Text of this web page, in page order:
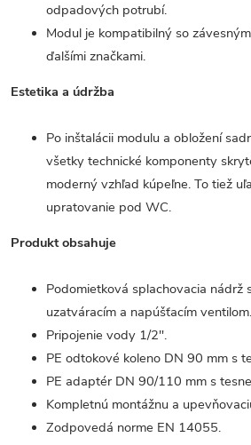
odpadových potrubí.
Modul je kompatibilný so
ďalšími značkami.
Estetika a údržba
Po inštalácii modulu a obložení
všetky technické komponenty
moderný vzhľad kúpeľne. To tiež
upratovanie pod WC.
Produkt obsahuje
Podomietková splachovacia nádrž
uzatváracím a napúšťacím ventilom.
Pripojenie vody 1/2".
PE odtokové koleno DN 90 mm s
PE adaptér DN 90/110 mm s
Kompletnú montážnu a
Zodpovedá norme EN 14055.